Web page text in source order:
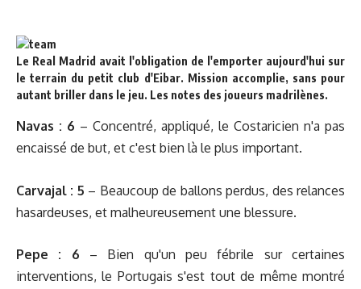
Le Real Madrid avait l'obligation de l'emporter aujourd'hui sur
le terrain du petit club d'Eibar. Mission accomplie, sans pour
autant briller dans le jeu. Les notes des joueurs madrilènes.
Navas : 6 – Concentré, appliqué, le Costaricien n'a pas
encaissé de but, et c'est bien là le plus important.
Carvajal : 5 – Beaucoup de ballons perdus, des relances
hasardeuses, et malheureusement une blessure.
Pepe : 6 – Bien qu'un peu fébrile sur certaines
interventions, le Portugais s'est tout de même montré